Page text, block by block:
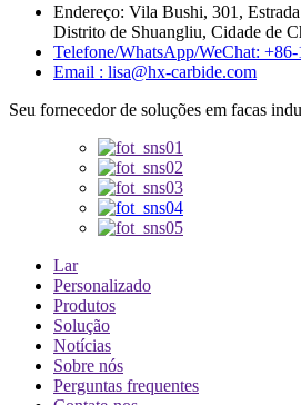
Endereço: Vila Bushi, 301,
Distrito de Shuangliu, Cidade de
Telefone/WhatsApp/WeChat:
Email : lisa@hx-carbide.com
Seu fornecedor de soluções em facas
Lar
Personalizado
Produtos
Solução
Notícias
Sobre nós
Perguntas frequentes